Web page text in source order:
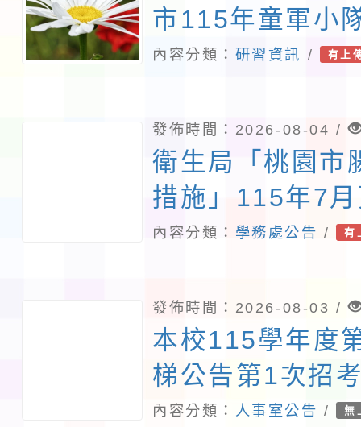
市115年童軍小
活動
內容分類： 研習資訊 / 有上
發佈時間：2026-08-04 /
衛生局「桃園市
措施」115年7
答集及修正對照
內容分類： 學務處公告 / 有
發佈時間：2026-08-03 /
本校115學年度
梯公告第1次招
教師甄選錄取公
內容分類： 人事室公告 / 無